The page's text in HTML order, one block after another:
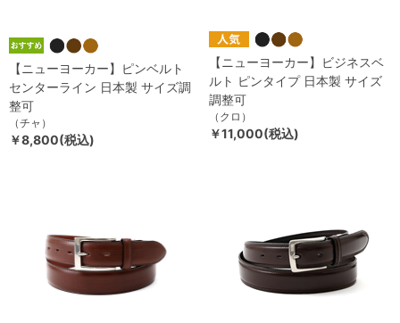
【ニューヨーカー】ピンベルト
センターライン 日本製 サイズ調
整可
（チャ）
￥8,800(税込)
【ニューヨーカー】ビジネスベ
ルト ピンタイプ 日本製 サイズ
調整可
（クロ）
￥11,000(税込)